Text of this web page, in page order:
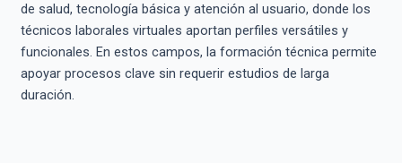
de salud, tecnología básica y atención al usuario, donde los
técnicos laborales virtuales aportan perfiles versátiles y
funcionales. En estos campos, la formación técnica permite
apoyar procesos clave sin requerir estudios de larga
duración.